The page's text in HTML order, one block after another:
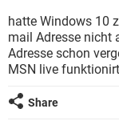
FACEBOOK
WHATSAPP
FACEBOOK
ANDROID
WINDOWS 10
WHATSAPP
FACEBOOK
hatte Windows 10
mail Adresse nicht
Adresse schon
MSN live
Share